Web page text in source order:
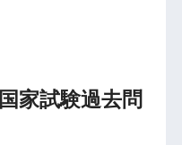
家試験過去問